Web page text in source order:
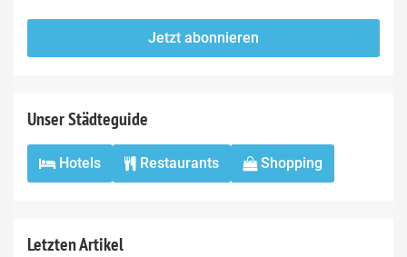
fill
Mailadresse:
Jetzt abonnieren
Unser Städteguide
Hotels Restaurants Shopping
Letzten Artikel